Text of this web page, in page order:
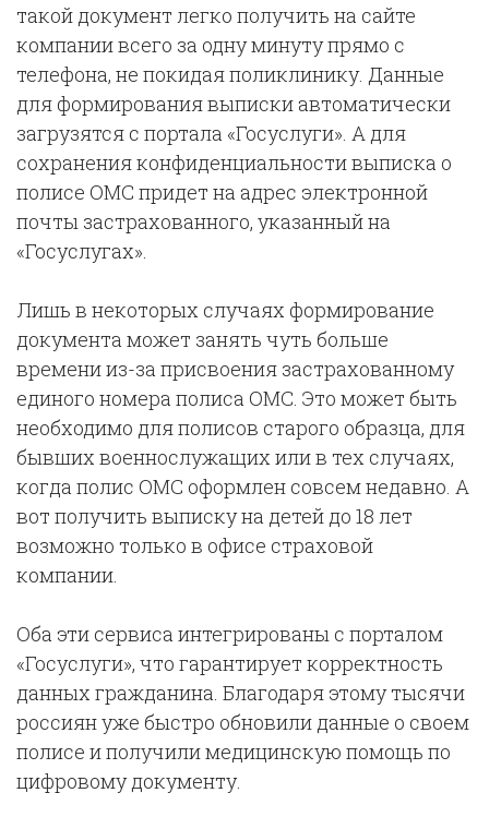
такой документ легко получить на сайте
компании всего за одну минуту прямо с
телефона, не покидая поликлинику. Данные
для формирования выписки автоматически
загрузятся с портала «Госуслуги». А для
сохранения конфиденциальности выписка о
полисе ОМС придет на адрес электронной
почты застрахованного, указанный на
«Госуслугах».
Лишь в некоторых случаях формирование
документа может занять чуть больше
времени из-за присвоения застрахованному
единого номера полиса ОМС. Это может быть
необходимо для полисов старого образца, для
бывших военнослужащих или в тех случаях,
когда полис ОМС оформлен совсем недавно. А
вот получить выписку на детей до 18 лет
возможно только в офисе страховой
компании.
Оба эти сервиса интегрированы с порталом
«Госуслуги», что гарантирует корректность
данных гражданина. Благодаря этому тысячи
россиян уже быстро обновили данные о своем
полисе и получили медицинскую помощь по
цифровому документу.